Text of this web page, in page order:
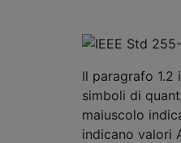
Il paragrafo 1.2
simboli di
maiuscolo
indicano valori